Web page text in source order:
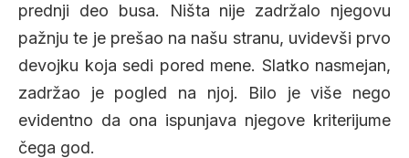
prednji deo busa. Ništa nije zadržalo njegovu
pažnju te je prešao na našu stranu, uvidevši prvo
devojku koja sedi pored mene. Slatko nasmejan,
zadržao je pogled na njoj. Bilo je više nego
evidentno da ona ispunjava njegove kriterijume
čega god.